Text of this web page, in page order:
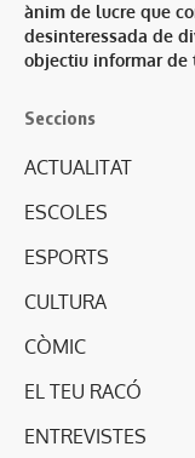
ànim de lucre que
desinteressada de
objectiu informar de
Seccions
ACTUALITAT
ESCOLES
ESPORTS
CULTURA
CÒMIC
EL TEU RACÓ
ENTREVISTES